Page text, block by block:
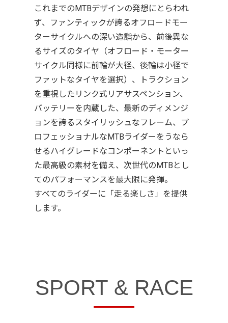
これまでのMTBデザインの発想にとらわれ
ず、ファンティックが誇るオフロードモー
ターサイクルへの深い造詣から、前後異な
るサイズのタイヤ（オフロード・モーター
サイクル同様に前輪が大径、後輪は小径で
ファットなタイヤを選択）、トラクション
を重視したリンク式リアサスペンション、
バッテリーを内蔵した、最新のディメンジ
ョンを誇るスタイリッシュなフレーム、プ
ロフェッショナルなMTBライダーをうなら
せるハイグレードなコンポーネントといっ
た最高級の素材を備え、次世代のMTBとし
てのパフォーマンスを最大限に発揮。
すべてのライダーに「走る楽しさ」を提供
します。
SPORT & RACE